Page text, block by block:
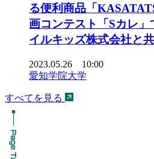
る便利商品「
画コンテスト「Sカレ
イルキッズ株式会社と
2023.05.26 10:00
愛知学院大学
すべてを見る